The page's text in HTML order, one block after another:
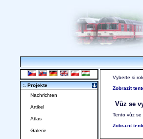
Vyberte si
Zobrazit
Vůz se
Tento vůz
Zobrazit
:. Projekte
Nachrichten
Artikel
Atlas
Galerie